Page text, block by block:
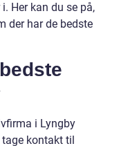
Her kan du se på,
der har de bedste
i Lyngby
kontakt til